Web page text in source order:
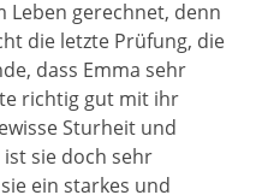
Leben gerechnet, denn
die letzte Prüfung, die
dass Emma sehr
richtig gut mit ihr
Sturheit und
sie doch sehr
ein starkes und